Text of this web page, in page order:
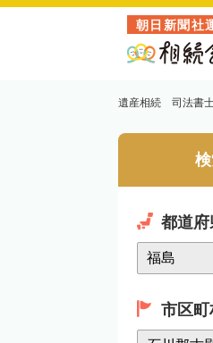
朝日新聞社
遺産相続 司法書
都道府
市区町